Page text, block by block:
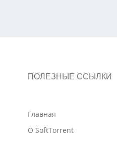
ПОЛЕЗНЫЕ ССЫЛКИ
Главная
О SoftTorrent